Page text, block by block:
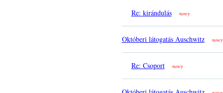
Re: kirándulás nowy
Októberi látogatás Auschwitz nowy
Re: Csoport nowy